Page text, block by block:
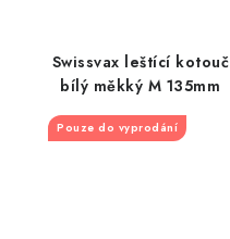
Swissvax leštící kotouč
bílý měkký M 135mm
Pouze do vyprodání